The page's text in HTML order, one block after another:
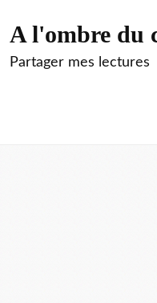
A l'ombre du
Partager mes lectures